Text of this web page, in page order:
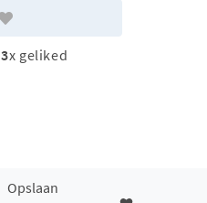
3x geliked
Opslaan